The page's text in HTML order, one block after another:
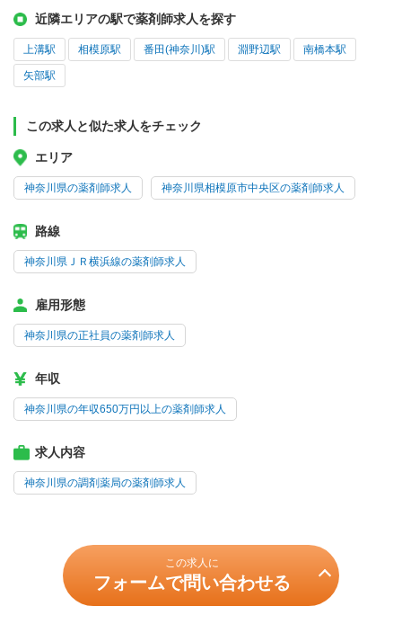
近隣エリアの駅で薬剤師求人を探す
上溝駅 相模原駅 番田(神奈川)駅 淵野辺駅 南橋本駅
矢部駅
この求人と似た求人をチェック
エリア
神奈川県の薬剤師求人 神奈川県相模原市中央区の薬剤師求人
路線
神奈川県ＪＲ横浜線の薬剤師求人
雇用形態
神奈川県の正社員の薬剤師求人
年収
神奈川県の年収650万円以上の薬剤師求人
求人内容
神奈川県の調剤薬局の薬剤師求人
この求人に
フォームで問い合わせる